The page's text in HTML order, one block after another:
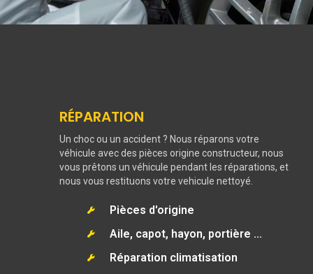
RÉPARATION
Un choc ou un accident ? Nous réparons votre
véhicule avec des pièces origine constructeur, nous
vous prêtons un véhicule pendant les réparations, et
nous vous restituons votre vehicule nettoyé.
Pièces d'origine
Aile, capot, hayon, portière ...
Réparation climatisation